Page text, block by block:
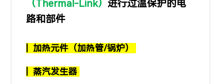
（Thermal-Link）进行过温保护的电
路和部件
| 加热元件（加热管/锅炉）
| 蒸汽发生器